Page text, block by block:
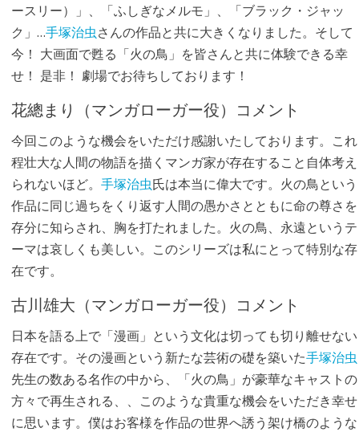
ースリー）」、「ふしぎなメルモ」、「ブラック・ジャッ
ク」…手塚治虫さんの作品と共に大きくなりました。そして
今！ 大画面で甦る「火の鳥」を皆さんと共に体験できる幸
せ！ 是非！ 劇場でお待ちしております！
花總まり（マンガローガー役）コメント
今回このような機会をいただけ感謝いたしております。これ
程壮大な人間の物語を描くマンガ家が存在すること自体考え
られないほど。 手塚治虫氏は本当に偉大です。火の鳥という
作品に同じ過ちをくり返す人間の愚かさとともに命の尊さを
存分に知らされ、胸を打たれました。火の鳥、永遠というテ
ーマは哀しくも美しい。このシリーズは私にとって特別な存
在です。
古川雄大（マンガローガー役）コメント
日本を語る上で「漫画」という文化は切っても切り離せない
存在です。その漫画という新たな芸術の礎を築いた手塚治虫
先生の数ある名作の中から、「火の鳥」が豪華なキャストの
方々で再生される、、このような貴重な機会をいただき幸せ
に思います。僕はお客様を作品の世界へ誘う架け橋のような